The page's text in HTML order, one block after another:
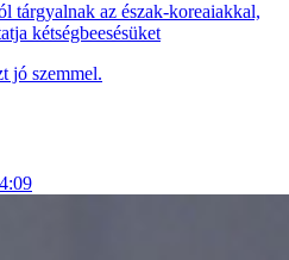
tárgyalnak az észak-koreaiakkal,
kétségbeesésüket
jó szemmel.